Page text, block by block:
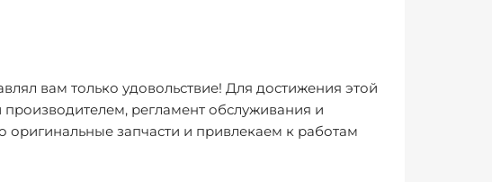
вам только удовольствие! Для достижения этой
регламент обслуживания и
запчасти и привлекаем к работам